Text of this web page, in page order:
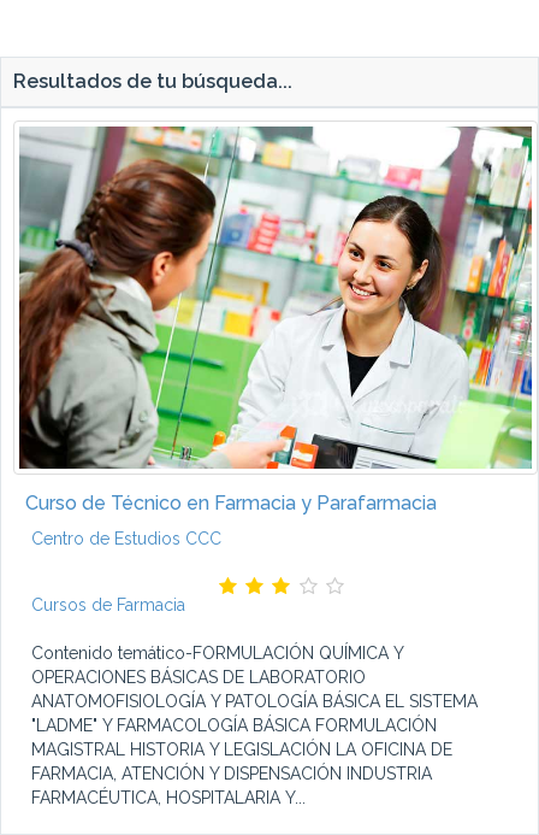
Resultados de tu búsqueda...
Curso de Técnico en Farmacia y Parafarmacia
Centro de Estudios CCC
Cursos de Farmacia
Contenido temático-FORMULACIÓN QUÍMICA Y
OPERACIONES BÁSICAS DE LABORATORIO
ANATOMOFISIOLOGÍA Y PATOLOGÍA BÁSICA EL SISTEMA
"LADME" Y FARMACOLOGÍA BÁSICA FORMULACIÓN
MAGISTRAL HISTORIA Y LEGISLACIÓN LA OFICINA DE
FARMACIA, ATENCIÓN Y DISPENSACIÓN INDUSTRIA
FARMACÉUTICA, HOSPITALARIA Y...